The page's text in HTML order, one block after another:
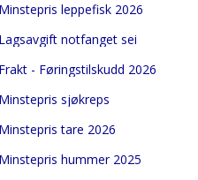
leppefisk 2026
notfanget sei
- Føringstilskudd 2026
sjøkreps
tare 2026
hummer 2025